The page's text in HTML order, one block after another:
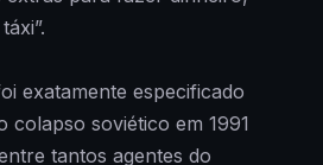
exatamente especificado
colapso soviético em 1991
tantos agentes do